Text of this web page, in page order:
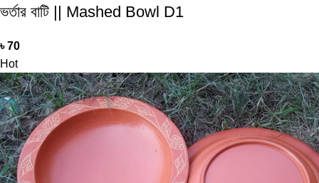
ভর্তার বাটি || Mashed Bowl D1
৳70
Hot